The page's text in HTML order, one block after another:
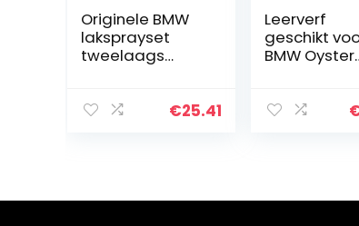
Originele BMW
laksprayset
tweelaags
€25.41
Leerverf
geschikt
BMW Oyster
Leather